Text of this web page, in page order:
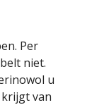
Per
niet.
u
van